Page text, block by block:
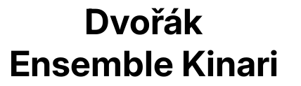
Dvořák
Ensemble Kinari